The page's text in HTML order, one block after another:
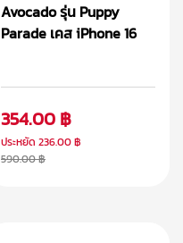
Avocado รุ่น Puppy
Parade เคส iPhone 16
354.00 ฿
ประหยัด 236.00 ฿
590.00 ฿